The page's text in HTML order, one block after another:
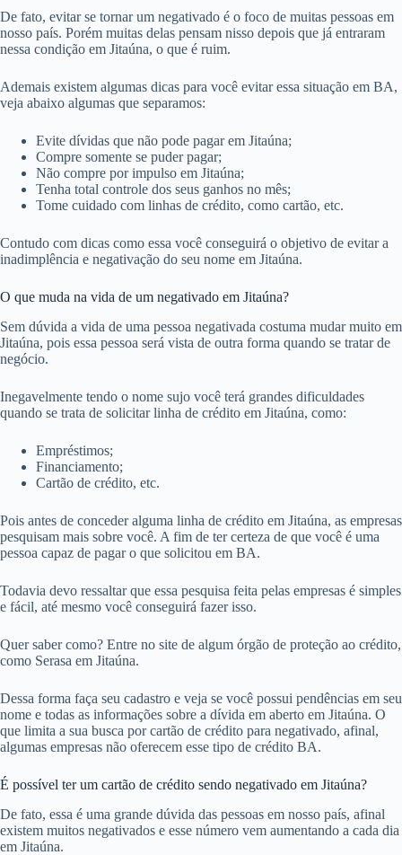
De fato, evitar se tornar um negativado é o foco de muitas pessoas em
nosso país. Porém muitas delas pensam nisso depois que já entraram
nessa condição em Jitaúna, o que é ruim.
Ademais existem algumas dicas para você evitar essa situação em BA,
veja abaixo algumas que separamos:
Evite dívidas que não pode pagar em Jitaúna;
Compre somente se puder pagar;
Não compre por impulso em Jitaúna;
Tenha total controle dos seus ganhos no mês;
Tome cuidado com linhas de crédito, como cartão, etc.
Contudo com dicas como essa você conseguirá o objetivo de evitar a
inadimplência e negativação do seu nome em Jitaúna.
O que muda na vida de um negativado em Jitaúna?
Sem dúvida a vida de uma pessoa negativada costuma mudar muito em
Jitaúna, pois essa pessoa será vista de outra forma quando se tratar de
negócio.
Inegavelmente tendo o nome sujo você terá grandes dificuldades
quando se trata de solicitar linha de crédito em Jitaúna, como:
Empréstimos;
Financiamento;
Cartão de crédito, etc.
Pois antes de conceder alguma linha de crédito em Jitaúna, as empresas
pesquisam mais sobre você. A fim de ter certeza de que você é uma
pessoa capaz de pagar o que solicitou em BA.
Todavia devo ressaltar que essa pesquisa feita pelas empresas é simples
e fácil, até mesmo você conseguirá fazer isso.
Quer saber como? Entre no site de algum órgão de proteção ao crédito,
como Serasa em Jitaúna.
Dessa forma faça seu cadastro e veja se você possui pendências em seu
nome e todas as informações sobre a dívida em aberto em Jitaúna. O
que limita a sua busca por cartão de crédito para negativado, afinal,
algumas empresas não oferecem esse tipo de crédito BA.
É possível ter um cartão de crédito sendo negativado em Jitaúna?
De fato, essa é uma grande dúvida das pessoas em nosso país, afinal
existem muitos negativados e esse número vem aumentando a cada dia
em Jitaúna.